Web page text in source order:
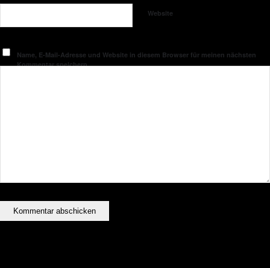
Website
Name, E-Mail-Adresse und Website in diesem Browser für meinen nächsten
Kommentar speichern.